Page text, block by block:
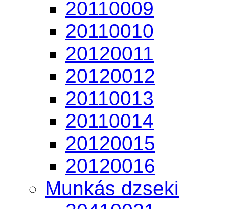
20110009
20110010
20120011
20120012
20110013
20110014
20120015
20120016
Munkás dzseki